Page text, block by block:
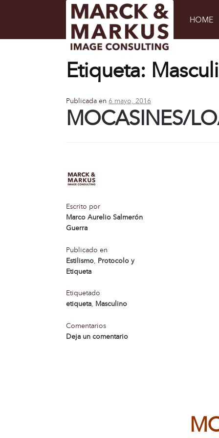
HOME
Inicio /Posts etiquetados “Masculino”/
Etiqueta:
Publicada en 6 mayo, 2016
MOCASINES/
Escrito por
Marco Aurelio Salmerón
Guerra
Publicado en
Estilismo,
Protocolo y
Etiqueta
Etiquetado
etiqueta, Masculino
Comentarios
Deja un comentario